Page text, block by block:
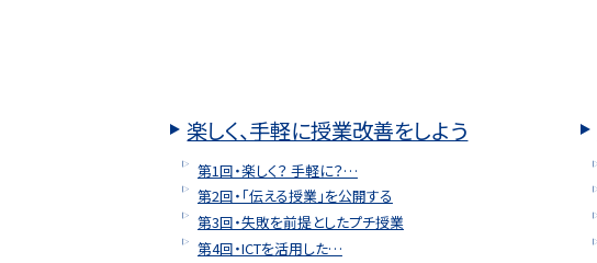
楽しく、手軽に授業改善をしよう
第1回・楽しく？ 手軽に？…
第2回・「伝える授業」を公開する
第3回・失敗を前提としたプチ授業
第4回・ICTを活用した…